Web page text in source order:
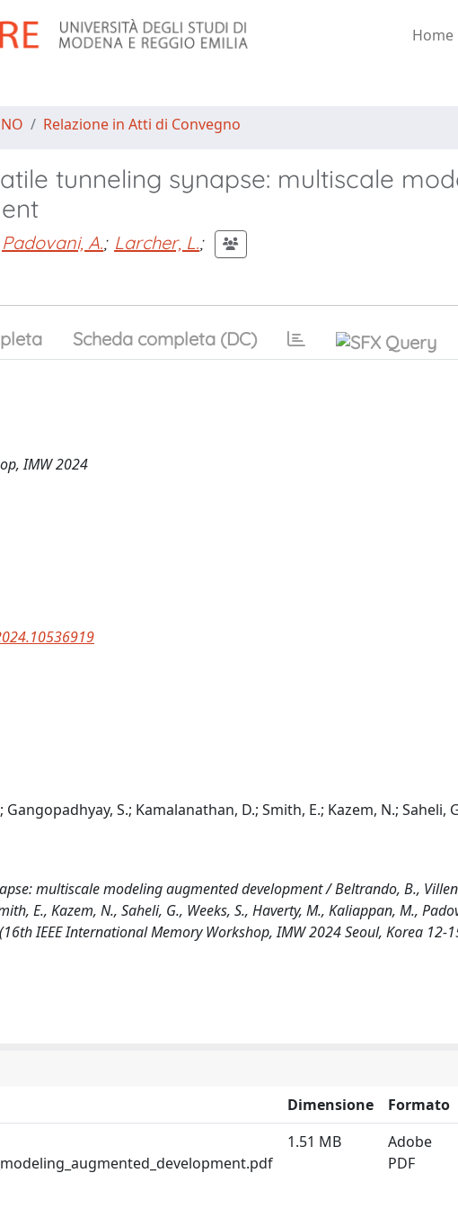
Home
Relazione in Atti di Convegno
tunneling synapse: multiscale
Padovani, A.; Larcher, L.;
Scheda completa (DC)
IMW 2024
S.; Kamalanathan, D.; Smith, E.; Kazem, N.; Saheli,
multiscale modeling augmented development / Beltrando, B.,
E., Kazem, N., Saheli, G., Weeks, S., Haverty, M., Kaliappan, M.,
IEEE International Memory Workshop, IMW 2024 Seoul, Korea 12-
Dimensione
Formato
1.51 MB
Adobe
PDF